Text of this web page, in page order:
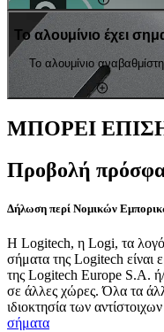
Το αλουμίνιο έχει
Το αλουμίνιο
ΜΠΟΡΕΙ
Προβολή
Δήλωση περί Νομικών
Η Logitech, η Logi, τα
σήματα της Logitech είναι
της Logitech Europe S.A.
σε άλλες χώρες. Όλα τα
ιδιοκτησία των
σήματα